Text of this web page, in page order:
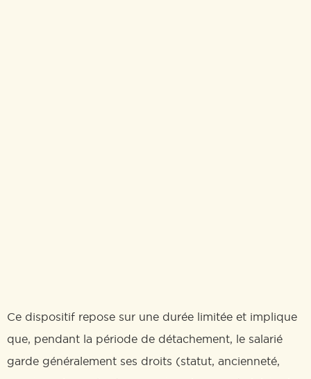
Ce dispositif repose sur une durée limitée et implique
que, pendant la période de détachement, le salarié
garde généralement ses droits (statut, ancienneté,